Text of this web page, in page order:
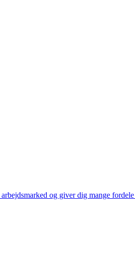
og giver dig mange